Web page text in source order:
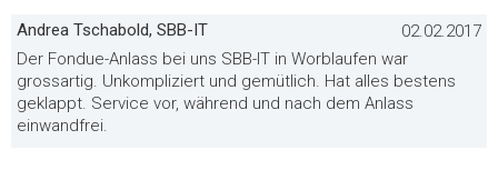
Andrea Tschabold, SBB-IT
02.02.2017
Der Fondue-Anlass bei uns SBB-IT in Worblaufen war
grossartig. Unkompliziert und gemütlich. Hat alles bestens
geklappt. Service vor, während und nach dem Anlass
einwandfrei.